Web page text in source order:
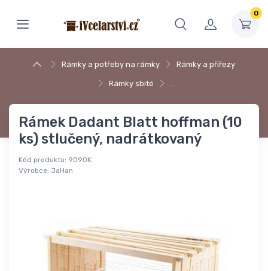
0
Rámky a potřeby na rámky Rámky a přířezy
Rámky sbité …
Rámek Dadant Blatt hoffman (10
ks) stlučený, nadrátkovaný
Kód produktu: 9090K
Výrobce: JaHan